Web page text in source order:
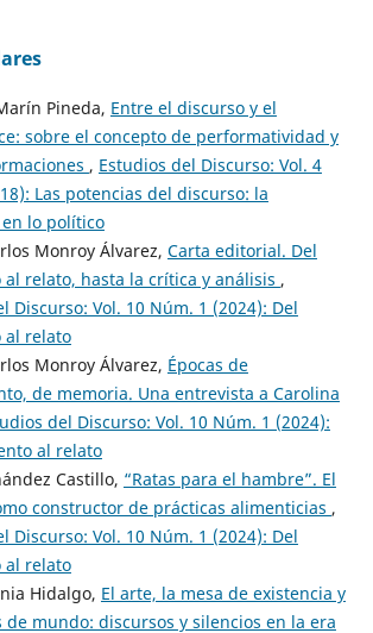
Pineda, Entre el discurso y el
sobre el concepto de performatividad y
, Estudios del Discurso: Vol. 4
Las potencias del discurso: la
lo político
Monroy Álvarez, Carta editorial. Del
relato, hasta la crítica y análisis ,
Discurso: Vol. 10 Núm. 1 (2024): Del
al relato
Monroy Álvarez, Épocas de
de memoria. Una entrevista a Carolina
del Discurso: Vol. 10 Núm. 1 (2024):
al relato
Castillo, “Ratas para el hambre”. El
constructor de prácticas alimenticias ,
Discurso: Vol. 10 Núm. 1 (2024): Del
al relato
Hidalgo, El arte, la mesa de existencia y
de mundo: discursos y silencios en la era